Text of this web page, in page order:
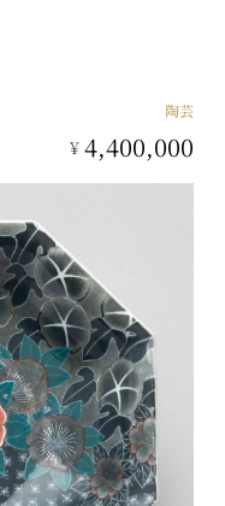
陶芸
¥ 4,400,000